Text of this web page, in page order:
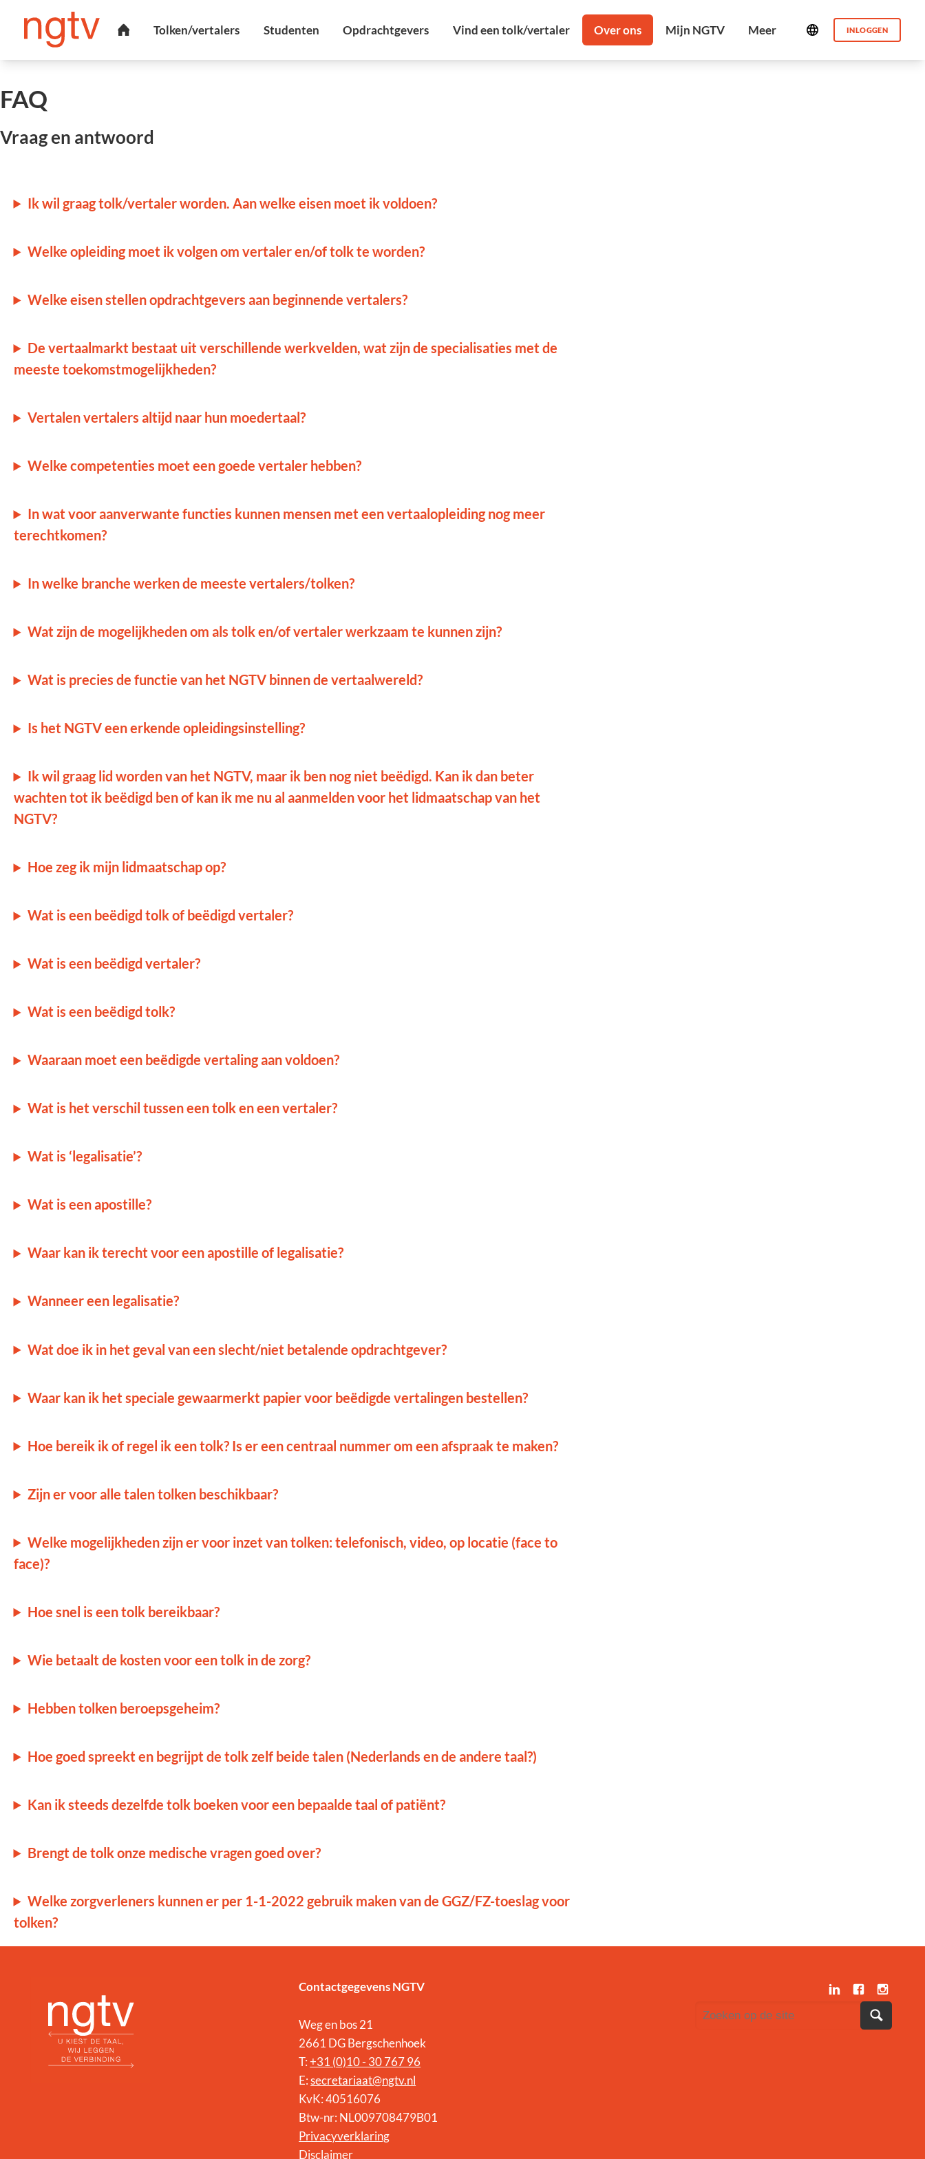
INLOGGEN
FAQ
Vraag en antwoord
Ik wil graag tolk/vertaler worden. Aan welke eisen moet ik voldoen?
Welke opleiding moet ik volgen om vertaler en/of tolk te worden?
Welke eisen stellen opdrachtgevers aan beginnende vertalers?
De vertaalmarkt bestaat uit verschillende werkvelden, wat zijn de specialisaties met de
meeste toekomstmogelijkheden?
Vertalen vertalers altijd naar hun moedertaal?
Welke competenties moet een goede vertaler hebben?
In wat voor aanverwante functies kunnen mensen met een vertaalopleiding nog meer
terechtkomen?
In welke branche werken de meeste vertalers/tolken?
Wat zijn de mogelijkheden om als tolk en/of vertaler werkzaam te kunnen zijn?
Wat is precies de functie van het NGTV binnen de vertaalwereld?
Is het NGTV een erkende opleidingsinstelling?
Ik wil graag lid worden van het NGTV, maar ik ben nog niet beëdigd. Kan ik dan beter
wachten tot ik beëdigd ben of kan ik me nu al aanmelden voor het lidmaatschap van het
NGTV?
Hoe zeg ik mijn lidmaatschap op?
Wat is een beëdigd tolk of beëdigd vertaler?
Wat is een beëdigd vertaler?
Wat is een beëdigd tolk?
Waaraan moet een beëdigde vertaling aan voldoen?
Wat is het verschil tussen een tolk en een vertaler?
Wat is ‘legalisatie’?
Wat is een apostille?
Waar kan ik terecht voor een apostille of legalisatie?
Wanneer een legalisatie?
Wat doe ik in het geval van een slecht/niet betalende opdrachtgever?
Waar kan ik het speciale gewaarmerkt papier voor beëdigde vertalingen bestellen?
Hoe bereik ik of regel ik een tolk? Is er een centraal nummer om een afspraak te maken?
Zijn er voor alle talen tolken beschikbaar?
Welke mogelijkheden zijn er voor inzet van tolken: telefonisch, video, op locatie (face to
face)?
Hoe snel is een tolk bereikbaar?
Wie betaalt de kosten voor een tolk in de zorg?
Hebben tolken beroepsgeheim?
Hoe goed spreekt en begrijpt de tolk zelf beide talen (Nederlands en de andere taal?)
Kan ik steeds dezelfde tolk boeken voor een bepaalde taal of patiënt?
Brengt de tolk onze medische vragen goed over?
Welke zorgverleners kunnen er per 1-1-2022 gebruik maken van de GGZ/FZ-toeslag voor
tolken?
Contactgegevens NGTV
Weg en bos 21
2661 DG Bergschenhoek
T:+31 (0)10 - 30 767 96
E:secretariaat@ngtv.nl
KvK: 40516076
Btw-nr: NL009708479B01
Privacyverklaring
Disclaimer